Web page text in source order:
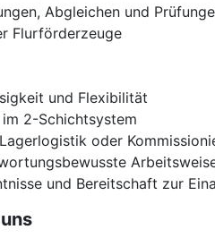
Abgleichen und
Flurförderzeuge
und Flexibilität
2-Schichtsystem
oder
und Bereitschaft zur